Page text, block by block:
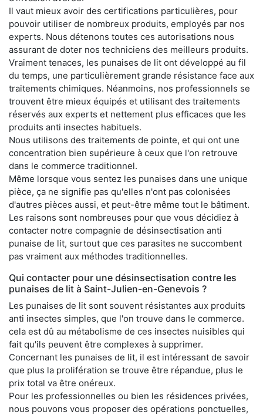
Il vaut mieux avoir des certifications particulières, pour
pouvoir utiliser de nombreux produits, employés par nos
experts. Nous détenons toutes ces autorisations nous
assurant de doter nos techniciens des meilleurs produits.
Vraiment tenaces, les punaises de lit ont développé au fil
du temps, une particulièrement grande résistance face aux
traitements chimiques. Néanmoins, nos professionnels se
trouvent être mieux équipés et utilisant des traitements
réservés aux experts et nettement plus efficaces que les
produits anti insectes habituels.
Nous utilisons des traitements de pointe, et qui ont une
concentration bien supérieure à ceux que l'on retrouve
dans le commerce traditionnel.
Même lorsque vous sentez les punaises dans une unique
pièce, ça ne signifie pas qu'elles n'ont pas colonisées
d'autres pièces aussi, et peut-être même tout le bâtiment.
Les raisons sont nombreuses pour que vous décidiez à
contacter notre compagnie de désinsectisation anti
punaise de lit, surtout que ces parasites ne succombent
pas vraiment aux méthodes traditionnelles.
Qui contacter pour une désinsectisation contre les
punaises de lit à Saint-Julien-en-Genevois ?
Les punaises de lit sont souvent résistantes aux produits
anti insectes simples, que l'on trouve dans le commerce.
cela est dû au métabolisme de ces insectes nuisibles qui
fait qu'ils peuvent être complexes à supprimer.
Concernant les punaises de lit, il est intéressant de savoir
que plus la prolifération se trouve être répandue, plus le
prix total va être onéreux.
Pour les professionnelles ou bien les résidences privées,
nous pouvons vous proposer des opérations ponctuelles,